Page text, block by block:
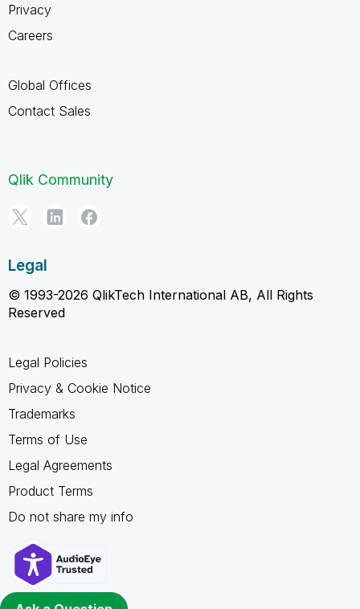
Privacy
Careers
Global Offices
Contact Sales
Qlik Community
Legal
© 1993-2026 QlikTech International AB, All Rights
Reserved
Legal Policies
Privacy & Cookie Notice
Trademarks
Terms of Use
Legal Agreements
Product Terms
Do not share my info